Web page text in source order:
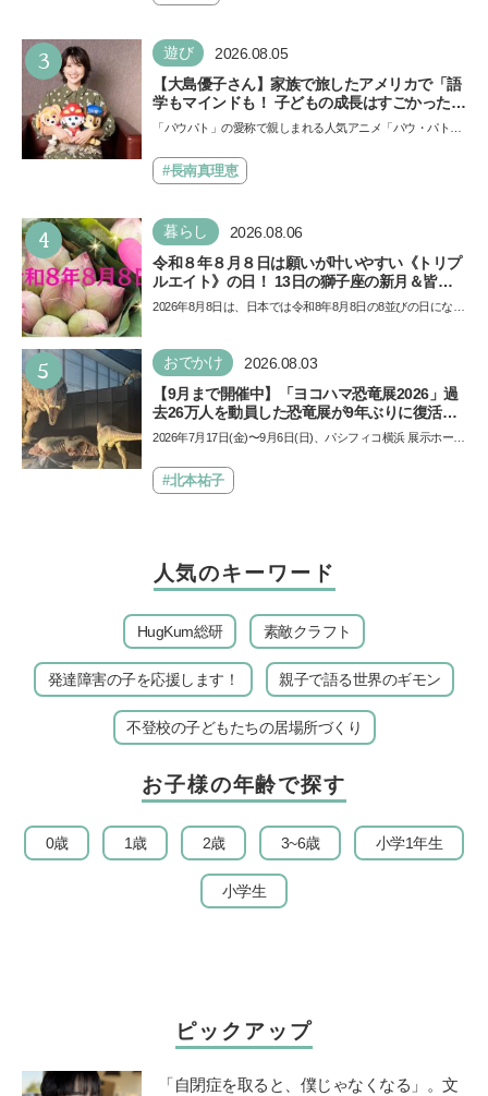
3 遊び 2026.08.05
【大島優子さん】家族で旅したアメリカで「語
学もマインドも！ 子どもの成長はすごかった」
声優をつとめた映画『パウ・パトロール ザ・ダ
できると子どもに知ってほしい
「パウパト」の愛称で親しまれる人気アニメ「パウ・パトロ
ザ…
#長南真理恵
4 暮らし 2026.08.06
令和８年８月８日は願いが叶いやすい《トリプ
ルエイト》の日！ 13日の獅子座の新月＆皆既
日食の影響にも注目
2026年8月8日は、日本では令和8年8月8日の8並びの日になり
て…
5 おでかけ 2026.08.03
【9月まで開催中】「ヨコハマ恐竜展2026」過
去26万人を動員した恐竜展が9年ぶりに復活！
夏休みのおでかけで楽しむポイントを完全ガイ
2026年7月17日(金)〜9月6日(日)、パシフィコ横浜 展示ホール
催…
#北本祐子
人気のキーワード
HugKum総研 素敵クラフト
発達障害の子を応援します！ 親子で語る世界のギモン
不登校の子どもたちの居場所づくり
お子様の年齢で探す
0歳 1歳 2歳 3~6歳 小学1年生
小学生
ピックアップ
「自閉症を取ると、僕じゃなくなる」。文